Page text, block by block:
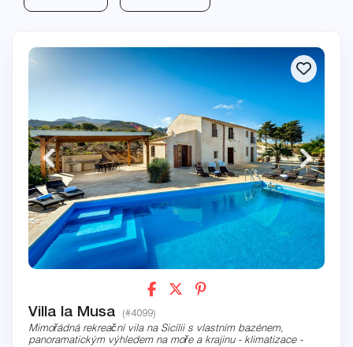
Villa la Musa (#4099)
Mimořádná rekreační vila na Sicílii s vlastním bazénem,
panoramatickým výhledem na moře a krajinu - klimatizace -